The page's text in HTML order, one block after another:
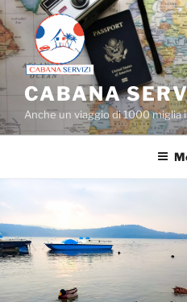
Salta
al
contenuto
CABANA
Anche un viaggio di 1000 miglia